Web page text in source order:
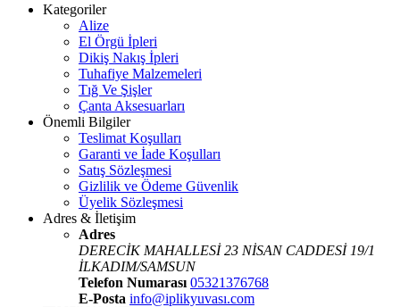
Kategoriler
Alize
El Örgü İpleri
Dikiş Nakış İpleri
Tuhafiye Malzemeleri
Tığ Ve Şişler
Çanta Aksesuarları
Önemli Bilgiler
Teslimat Koşulları
Garanti ve İade Koşulları
Satış Sözleşmesi
Gizlilik ve Ödeme Güvenlik
Üyelik Sözleşmesi
Adres & İletişim
Adres
DERECİK MAHALLESİ 23 NİSAN CADDESİ 19/1
İLKADIM/SAMSUN
Telefon Numarası 05321376768
E-Posta info@iplikyuvası.com